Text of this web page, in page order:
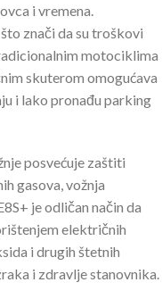
i vremena.
znači da su troškovi
motociklima
skuterom omogućava
i lako pronađu parking
posvećuje zaštiti
gasova, vožnja
je odličan način da
električnih
i drugih štetnih
i zdravlje stanovnika.